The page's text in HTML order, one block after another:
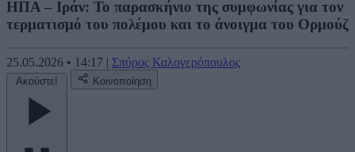
ΗΠΑ – Ιράν: Το παρασκήνιο της συμφωνίας για τον
τερματισμό του πολέμου και το άνοιγμα του Ορμούζ
25.05.2026 • 14:17 | Σπύρος Καλογερόπουλος
Ακούστε! Κοινοποίηση